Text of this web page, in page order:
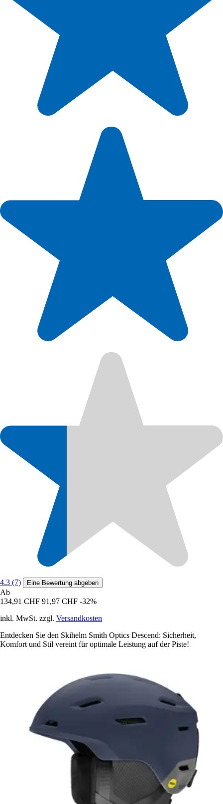
4.3 (7) Eine Bewertung abgeben
Ab
134,91 CHF 91,97 CHF -32%
inkl. MwSt. zzgl. Versandkosten
Entdecken Sie den Skihelm Smith Optics Descend: Sicherheit,
Komfort und Stil vereint für optimale Leistung auf der Piste!